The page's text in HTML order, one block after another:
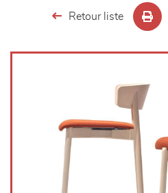
chambres et dressing
Retour liste